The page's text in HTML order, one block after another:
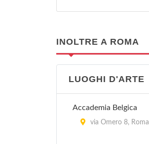
INOLTRE A ROMA
LUOGHI D'ARTE
Accademia Belgica
via Omero 8, Roma